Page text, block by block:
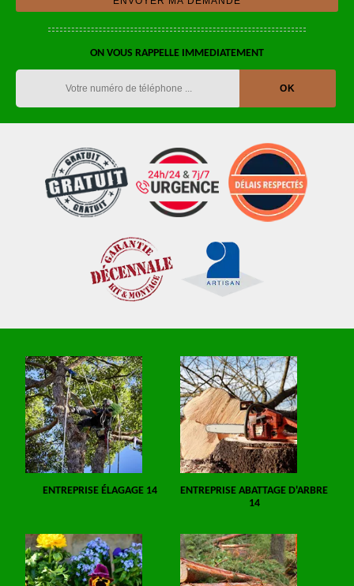
ON VOUS RAPPELLE IMMEDIATEMENT
ENTREPRISE ÉLAGAGE 14
ENTREPRISE ABATTAGE D'ARBRE
14